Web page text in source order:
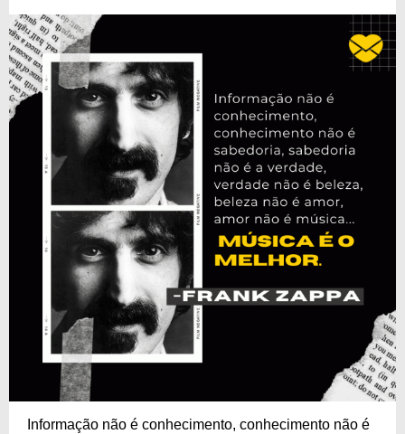
Informação não é conhecimento, conhecimento não é